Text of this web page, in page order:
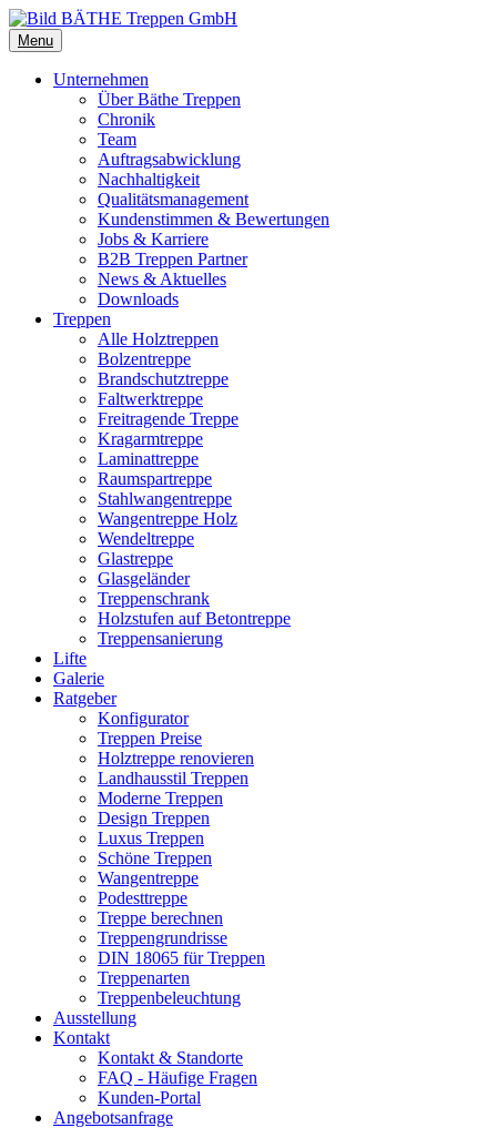
Menu
Unternehmen
Über Bäthe Treppen
Chronik
Team
Auftragsabwicklung
Nachhaltigkeit
Qualitätsmanagement
Kundenstimmen & Bewertungen
Jobs & Karriere
B2B Treppen Partner
News & Aktuelles
Downloads
Treppen
Alle Holztreppen
Bolzentreppe
Brandschutztreppe
Faltwerktreppe
Freitragende Treppe
Kragarmtreppe
Laminattreppe
Raumspartreppe
Stahlwangentreppe
Wangentreppe Holz
Wendeltreppe
Glastreppe
Glasgeländer
Treppenschrank
Holzstufen auf Betontreppe
Treppensanierung
Lifte
Galerie
Ratgeber
Konfigurator
Treppen Preise
Holztreppe renovieren
Landhausstil Treppen
Moderne Treppen
Design Treppen
Luxus Treppen
Schöne Treppen
Wangentreppe
Podesttreppe
Treppe berechnen
Treppengrundrisse
DIN 18065 für Treppen
Treppenarten
Treppenbeleuchtung
Ausstellung
Kontakt
Kontakt & Standorte
FAQ - Häufige Fragen
Kunden-Portal
Angebotsanfrage